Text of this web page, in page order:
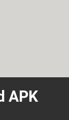
APK